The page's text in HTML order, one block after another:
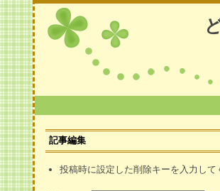
記事編集
投稿時に設定した削除キーを入力して